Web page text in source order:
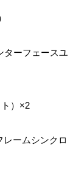
ターフェースユ
）×2
レームシンクロ